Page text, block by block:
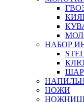
НАБОР
НОЖИ